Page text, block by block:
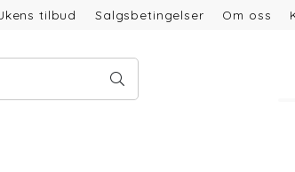
tilbud Salgsbetingelser Om oss